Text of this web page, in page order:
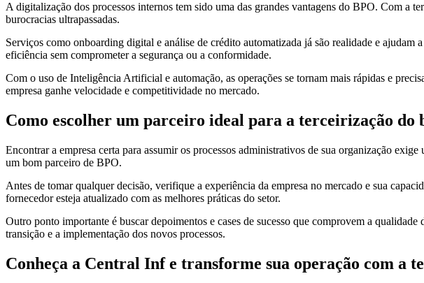
A digitalização dos processos internos tem sido uma das grandes vantagens do BPO. Com a
burocracias ultrapassadas.
Serviços como onboarding digital e análise de crédito automatizada já são realidade e
eficiência sem comprometer a segurança ou a conformidade.
Com o uso de Inteligência Artificial e automação, as operações se tornam mais rápidas e
empresa ganhe velocidade e competitividade no mercado.
Como escolher um parceiro ideal para a terceirização do
Encontrar a empresa certa para assumir os processos administrativos de sua organização
um bom parceiro de BPO.
Antes de tomar qualquer decisão, verifique a experiência da empresa no mercado e sua
fornecedor esteja atualizado com as melhores práticas do setor.
Outro ponto importante é buscar depoimentos e cases de sucesso que comprovem a
transição e a implementação dos novos processos.
Conheça a Central Inf e transforme sua operação com a